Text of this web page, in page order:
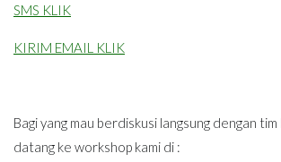
SMS KLIK
KIRIM EMAIL KLIK
Bagi yang mau berdiskusi langsung dengan tim
datang ke workshop kami di :